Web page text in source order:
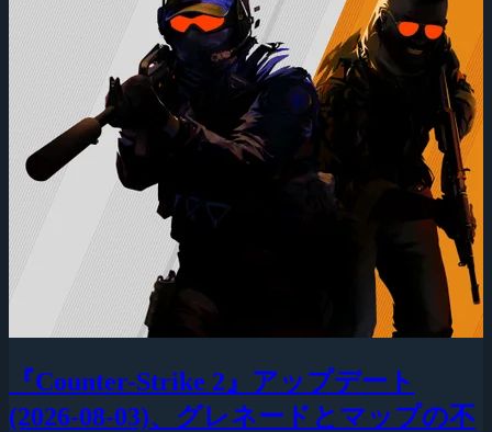
『Counter-Strike 2』アップデート
(2026-08-03)、グレネードとマップの不